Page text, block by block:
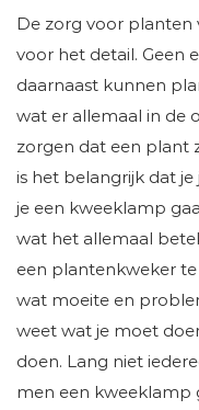
De zorg voor planten
voor het detail. Geen
daarnaast kunnen
wat er allemaal in de
zorgen dat een plant
is het belangrijk dat
je een kweeklamp
wat het allemaal
een plantenkweker
wat moeite en
weet wat je moet
doen. Lang niet
men een kweeklamp